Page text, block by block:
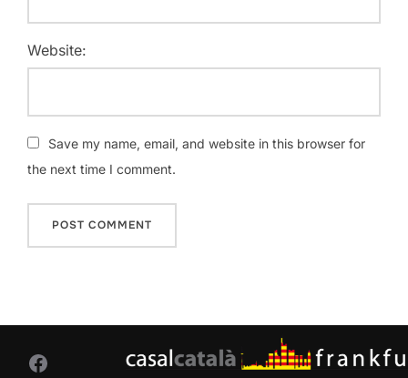
Website:
Save my name, email, and website in this browser for
the next time I comment.
Facebook